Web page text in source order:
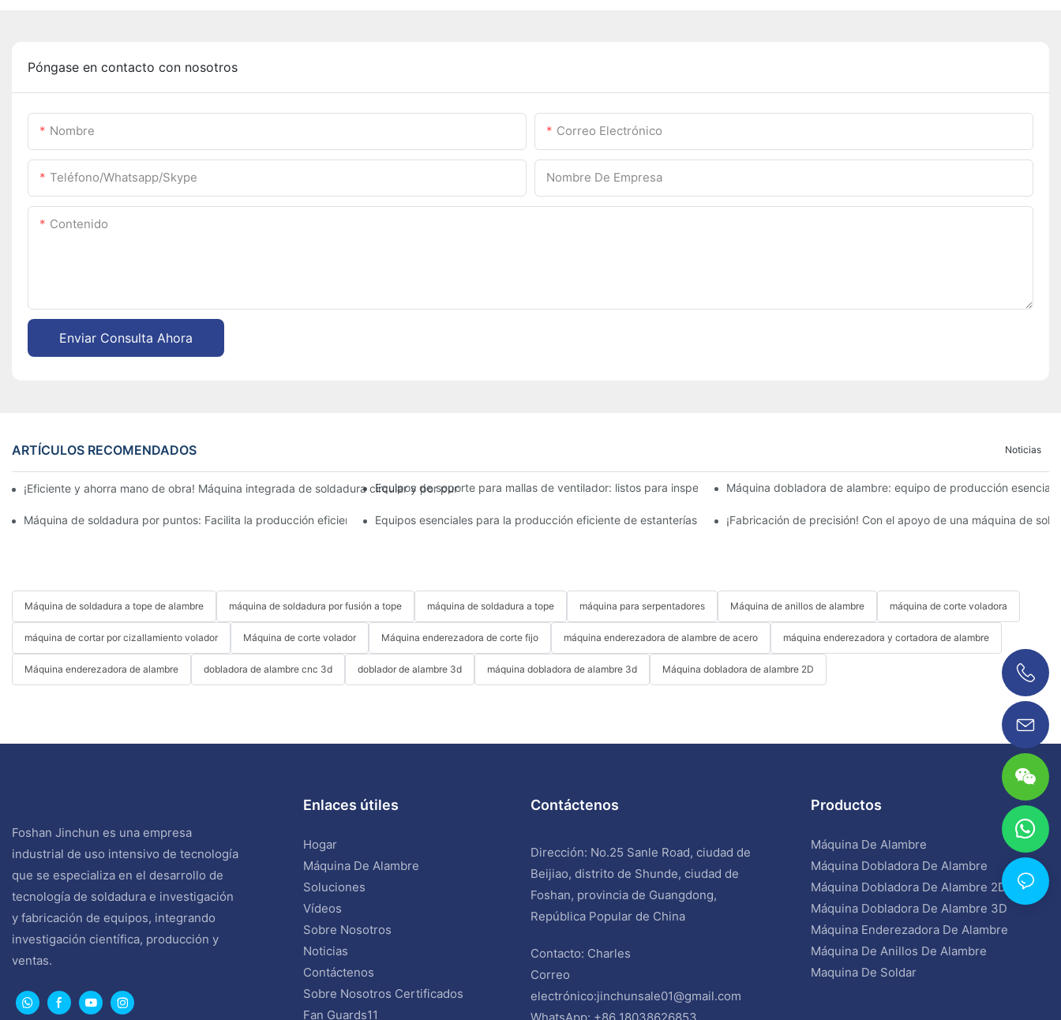
Póngase en contacto con nosotros
Nombre Correo Electrónico
Teléfono/whatsapp/skype Nombre De Empresa
Contenido
Enviar Consulta Ahora
ARTÍCULOS RECOMENDADOS Noticias
¡Eficiente y ahorra mano de obra! Máquina integrada de soldadura circular y por puntos Jinchun de 4,5 mm de diámetro: Un equipo pequeño resuelve grandes problemas.
Equipos de soporte para mallas de ventilador: listos para inspección, a la espera de clientes globales.
Máquina dobladora de alambre: equipo de producción
Máquina de soldadura por puntos: Facilita la producción eficiente y de alta calidad de estanterías de almacenamiento de escritorio.Equipos esenciales para la producción eficiente de estanterías de almacenamiento de pared: ayudando a las empresas a reducir
¡Fabricación de precisión! Con el apoyo de una máquina de
Máquina de soldadura a tope de alambre máquina de soldadura por fusión a tope máquina de soldadura a tope máquina para serpentadores Máquina de anillos de alambre máquina de corte voladora
máquina de cortar por cizallamiento volador Máquina de corte volador Máquina enderezadora de corte fijo máquina enderezadora de alambre de acero máquina enderezadora y cortadora de alambre
Máquina enderezadora de alambre dobladora de alambre cnc 3d doblador de alambre 3d máquina dobladora de alambre 3d Máquina dobladora de alambre 2D
Foshan Jinchun es una empresa
industrial de uso intensivo de tecnología
que se especializa en el desarrollo de
tecnología de soldadura e investigación
y fabricación de equipos, integrando
investigación científica, producción y
ventas.
Enlaces útiles
Hogar
Máquina De Alambre
Soluciones
Vídeos
Sobre Nosotros
Noticias
Contáctenos
Sobre Nosotros Certificados
Fan Guards11
Contáctenos
Dirección: No.25 Sanle Road, ciudad de
Beijiao, distrito de Shunde, ciudad de
Foshan, provincia de Guangdong,
República Popular de China
Contacto: Charles
Correo
electrónico:jinchunsale01@gmail.com
Productos
Máquina De Alambre
Máquina Dobladora De Alambre
Máquina Dobladora De Alambre 2D
Máquina Dobladora De Alambre 3D
Máquina Enderezadora De Alambre
Máquina De Anillos De Alambre
Maquina De Soldar